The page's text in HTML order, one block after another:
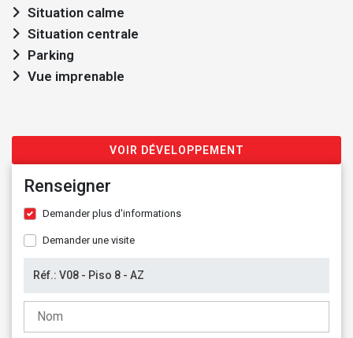
Situation calme
Situation centrale
Parking
Vue imprenable
VOIR DÉVELOPPEMENT
Renseigner
Demander plus d'informations
Demander une visite